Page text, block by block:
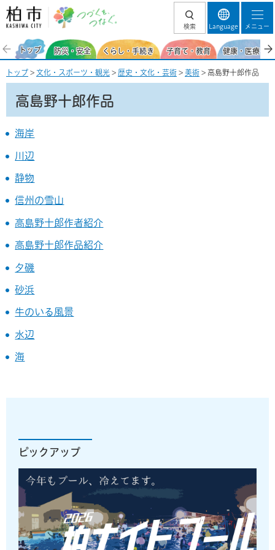
柏市 つづくを、
検索 Language メニュー
トップ 防災・安全 くらし・手続き 子育て・教育 健康・医療・
トップ > 文化・スポーツ・観光 > 歴史・文化・芸術 > 美術 > 高島野十郎作品
高島野十郎作品
海岸
川辺
静物
信州の雪山
高島野十郎作者紹介
高島野十郎作品紹介
夕磯
砂浜
牛のいる風景
水辺
海
ピックアップ